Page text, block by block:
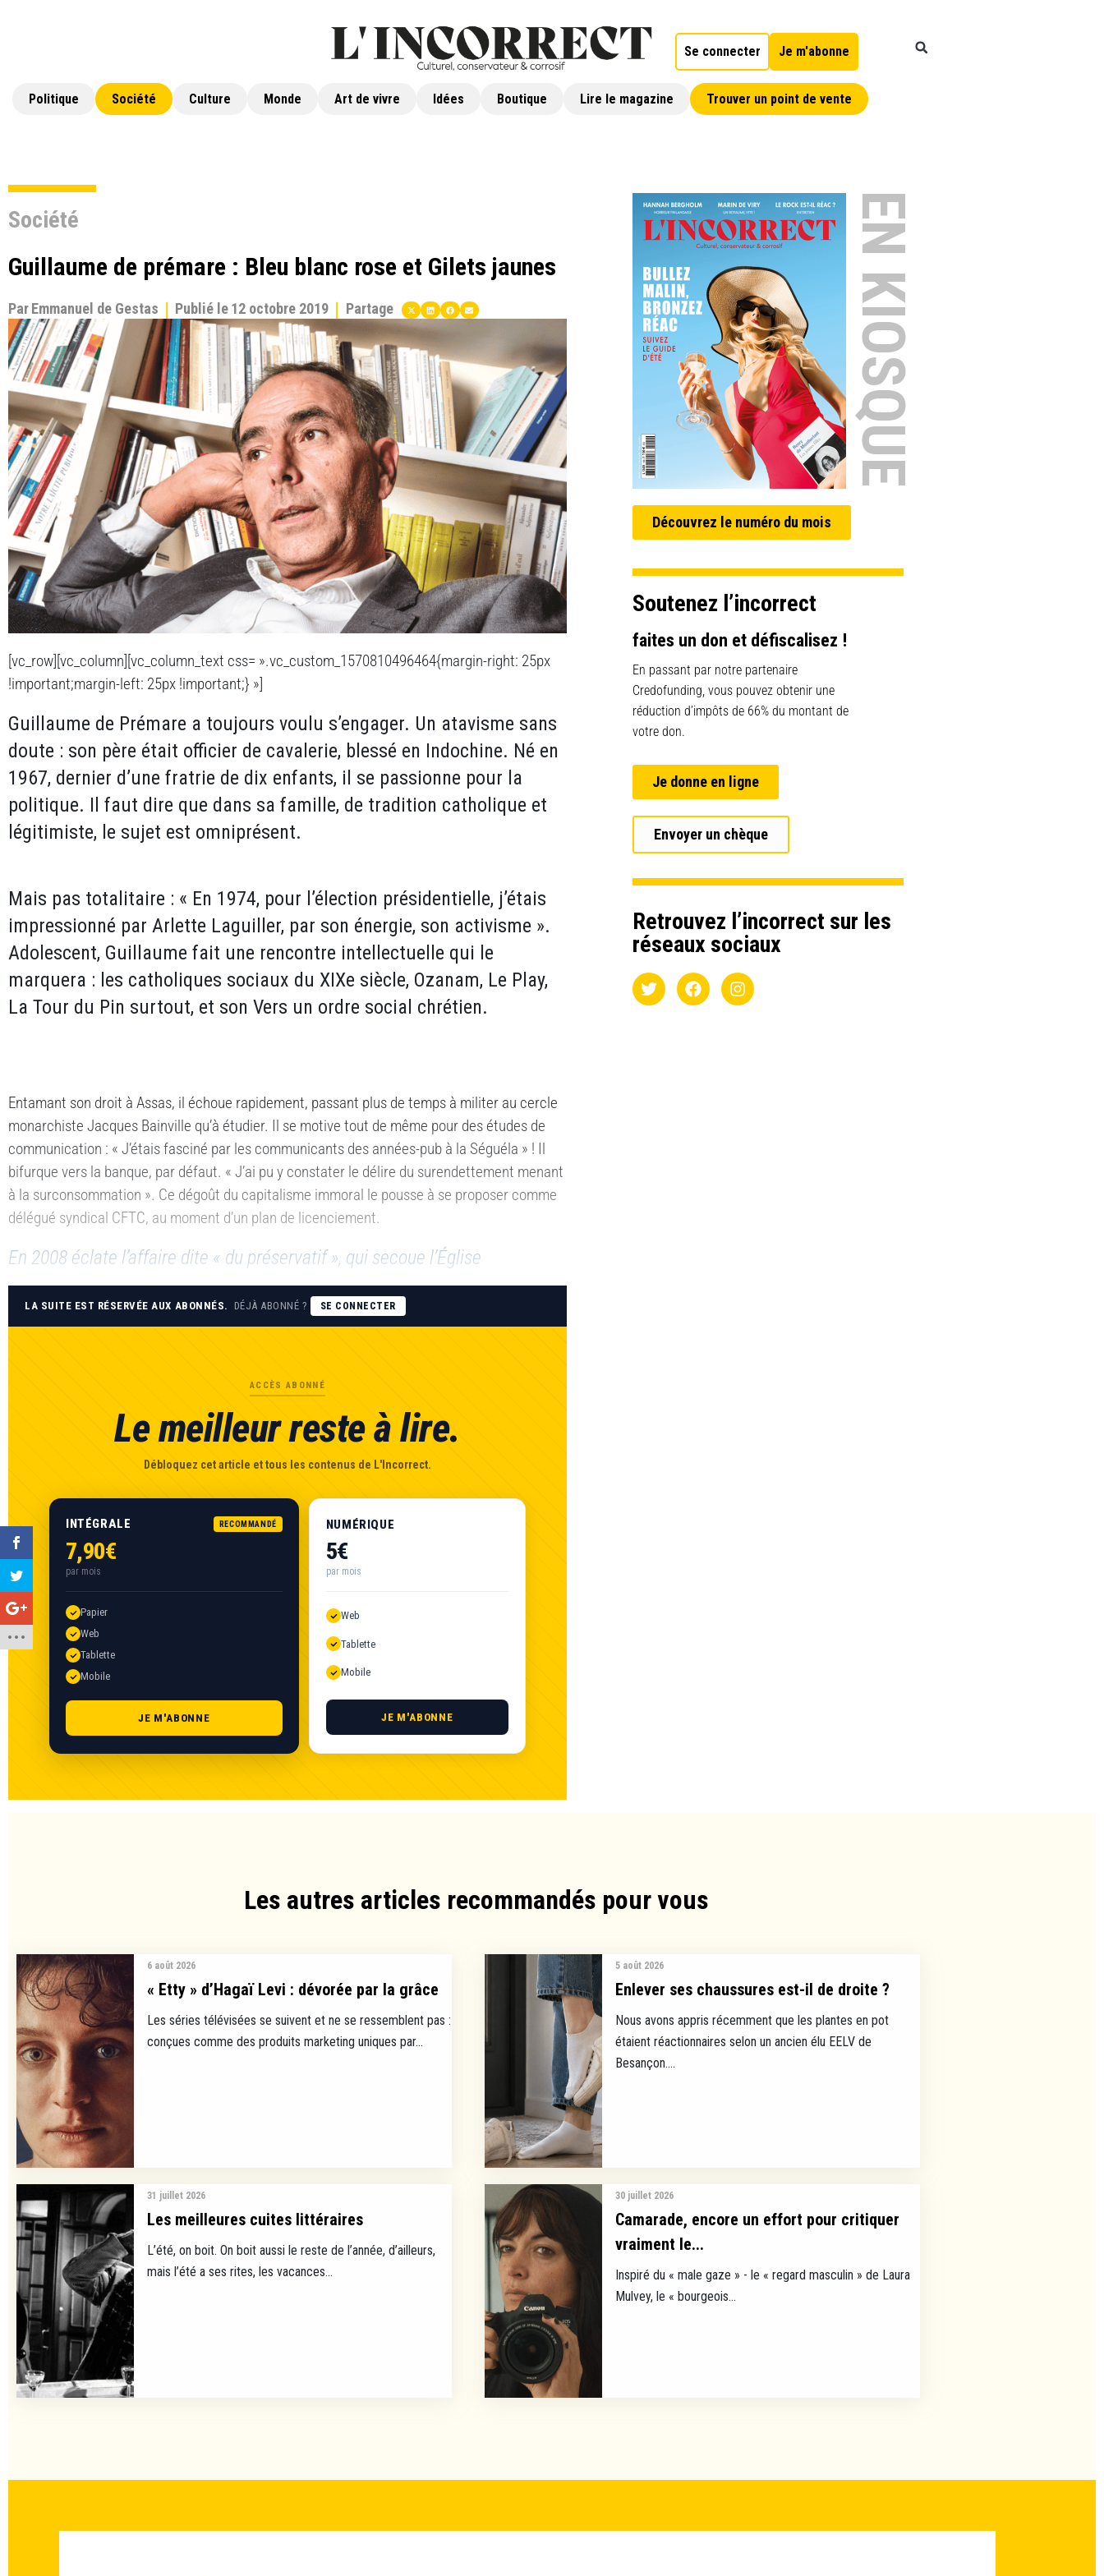
Se connecter Je m'abonne
Politique Société Culture Monde Art de vivre Idées Boutique Lire le magazine Trouver un point de vente
Société
Guillaume de prémare : Bleu blanc rose et Gilets jaunes
ParEmmanuel de Gestas Publié le12 octobre 2019 Partage
[vc_row][vc_column][vc_column_text css= ».vc_custom_1570810496464{margin-right: 25px
!important;margin-left: 25px !important;} »]
Guillaume de Prémare a toujours voulu s’engager. Un atavisme sans
doute : son père était officier de cavalerie, blessé en Indochine. Né en
1967, dernier d’une fratrie de dix enfants, il se passionne pour la
politique. Il faut dire que dans sa famille, de tradition catholique et
légitimiste, le sujet est omniprésent.
Mais pas totalitaire : « En 1974, pour l’élection présidentielle, j’étais
impressionné par Arlette Laguiller, par son énergie, son activisme ».
Adolescent, Guillaume fait une rencontre intellectuelle qui le
marquera : les catholiques sociaux du XIXe siècle, Ozanam, Le Play,
La Tour du Pin surtout, et son Vers un ordre social chrétien.
Entamant son droit à Assas, il échoue rapidement, passant plus de temps à militer au cercle
monarchiste Jacques Bainville qu’à étudier. Il se motive tout de même pour des études de
communication : « J’étais fasciné par les communicants des années-pub à la Séguéla » ! Il
bifurque vers la banque, par défaut. « J’ai pu y constater le délire du surendettement menant
à la surconsommation ». Ce dégoût du capitalisme immoral le pousse à se proposer comme
délégué syndical CFTC, au moment d’un plan de licenciement.
En 2008 éclate l’affaire dite « du préservatif », qui secoue l’Église
LA SUITE EST RÉSERVÉE AUX ABONNÉS. DÉJÀ ABONNÉ ? SE CONNECTER
ACCÈS ABONNÉ
Le meilleur reste à lire.
Débloquez cet article et tous les contenus de L'Incorrect.
INTÉGRALE RECOMMANDÉ
7,90€
par mois
Papier
Web
Tablette
Mobile
JE M'ABONNE
NUMÉRIQUE
5€
par mois
Web
Tablette
Mobile
JE M'ABONNE
EN KIOSQUE
Découvrez le numéro du mois
Soutenez l’incorrect
faites un don et défiscalisez !
En passant par notre partenaire
Credofunding, vous pouvez obtenir une
réduction d’impôts de 66% du montant de
votre don.
Je donne en ligne
Envoyer un chèque
Retrouvez l’incorrect sur les
réseaux sociaux
Les autres articles recommandés pour vous​
6 août 2026
« Etty » d’Hagaï Levi : dévorée par la grâce
Les séries télévisées se suivent et ne se ressemblent pas :
conçues comme des produits marketing uniques par...
5 août 2026
Enlever ses chaussures est-il de droite ?
Nous avons appris récemment que les plantes en pot
étaient réactionnaires selon un ancien élu EELV de
Besançon....
31 juillet 2026
Les meilleures cuites littéraires
L’été, on boit. On boit aussi le reste de l’année, d’ailleurs,
mais l’été a ses rites, les vacances...
30 juillet 2026
Camarade, encore un effort pour critiquer
vraiment le...
Inspiré du « male gaze » - le « regard masculin » de Laura
Mulvey, le « bourgeois...